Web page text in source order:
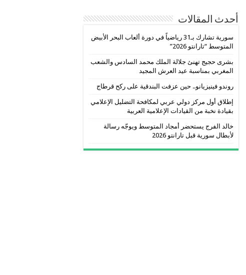
أحدث المقالات
سورية تشارك بـ31 رياضياً في دورة ألعاب البحر الأبيض
المتوسط “تارانتو 2026”
بشرى حجيج تهنئ جلالة الملك محمد السادس والشعب
المغربي بمناسبة عيد العرش المجيد
روندو فينيزيانو.. حين عزفت البندقية على ركح قرطاج
إطلاق أول مركز دولي عربي لمكافحة التضليل الإعلامي
بقيادة نخبة من القيادات الإعلامية العربية
خالد الفرج يستحضر أمجاد المتوسط ويوجّه رسالة
لأبطال سورية قبل تارانتو 2026